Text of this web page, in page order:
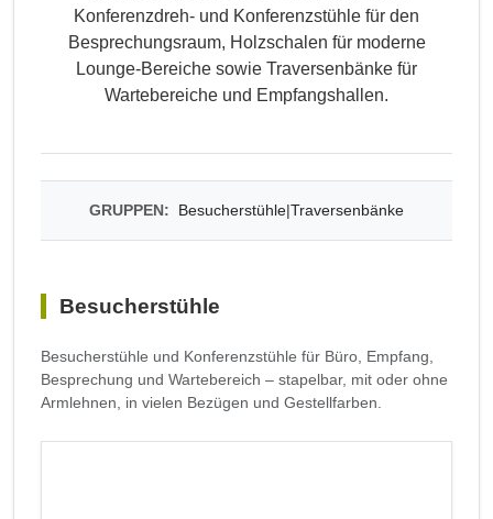
Konferenzdreh- und Konferenzstühle für den
Besprechungsraum, Holzschalen für moderne
Lounge-Bereiche sowie Traversenbänke für
Wartebereiche und Empfangshallen.
GRUPPEN: Besucherstühle|Traversenbänke
Besucherstühle
Besucherstühle und Konferenzstühle für Büro, Empfang,
Besprechung und Wartebereich – stapelbar, mit oder ohne
Armlehnen, in vielen Bezügen und Gestellfarben.